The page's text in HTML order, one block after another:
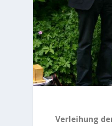
Verleihung